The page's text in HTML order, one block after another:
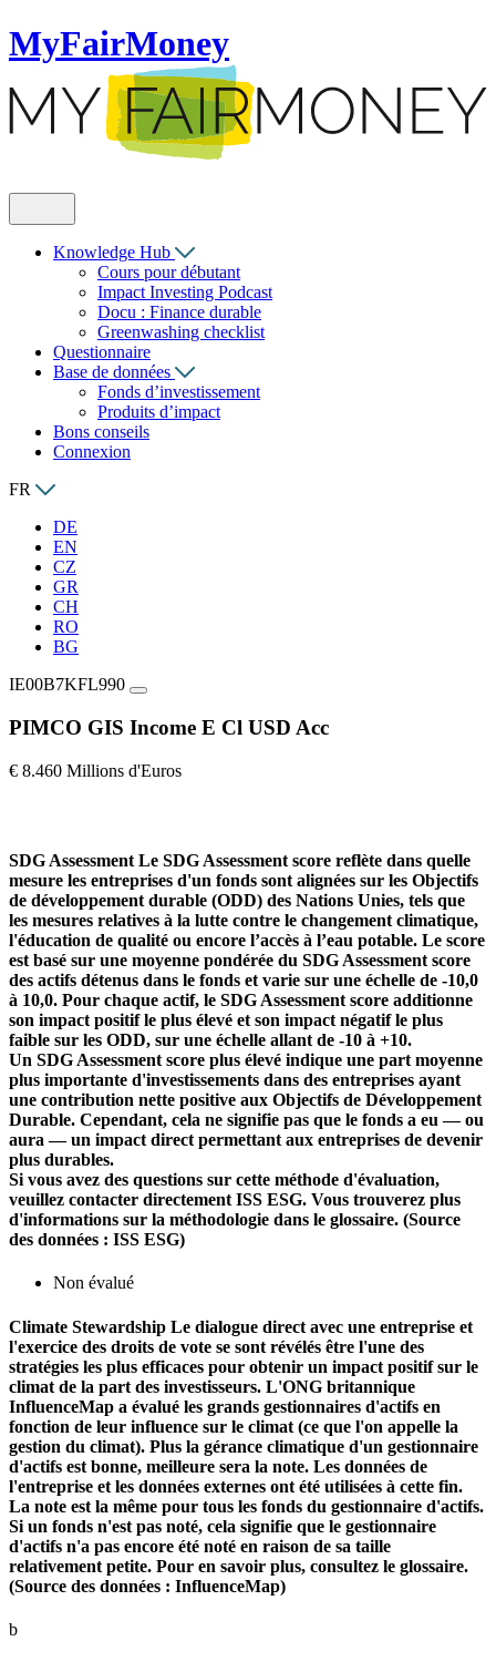
MyFairMoney
Knowledge Hub
Cours pour débutant
Impact Investing Podcast
Docu : Finance durable
Greenwashing checklist
Questionnaire
Base de données
Fonds d’investissement
Produits d’impact
Bons conseils
Connexion
FR
DE
EN
CZ
GR
CH
RO
BG
IE00B7KFL990
PIMCO GIS Income E Cl USD Acc
€ 8.460 Millions d'Euros
SDG Assessment Le SDG Assessment score reflète dans quelle
mesure les entreprises d'un fonds sont alignées sur les Objectifs
de développement durable (ODD) des Nations Unies, tels que
les mesures relatives à la lutte contre le changement climatique,
l'éducation de qualité ou encore l’accès à l’eau potable. Le score
est basé sur une moyenne pondérée du SDG Assessment score
des actifs détenus dans le fonds et varie sur une échelle de -10,0
à 10,0. Pour chaque actif, le SDG Assessment score additionne
son impact positif le plus élevé et son impact négatif le plus
faible sur les ODD, sur une échelle allant de -10 à +10.
Un SDG Assessment score plus élevé indique une part moyenne
plus importante d'investissements dans des entreprises ayant
une contribution nette positive aux Objectifs de Développement
Durable. Cependant, cela ne signifie pas que le fonds a eu — ou
aura — un impact direct permettant aux entreprises de devenir
plus durables.
Si vous avez des questions sur cette méthode d'évaluation,
veuillez contacter directement ISS ESG. Vous trouverez plus
d'informations sur la méthodologie dans le glossaire. (Source
des données : ISS ESG)
Non évalué
Climate Stewardship Le dialogue direct avec une entreprise et
l'exercice des droits de vote se sont révélés être l'une des
stratégies les plus efficaces pour obtenir un impact positif sur le
climat de la part des investisseurs. L'ONG britannique
InfluenceMap a évalué les grands gestionnaires d'actifs en
fonction de leur influence sur le climat (ce que l'on appelle la
gestion du climat). Plus la gérance climatique d'un gestionnaire
d'actifs est bonne, meilleure sera la note. Les données de
l'entreprise et les données externes ont été utilisées à cette fin.
La note est la même pour tous les fonds du gestionnaire d'actifs.
Si un fonds n'est pas noté, cela signifie que le gestionnaire
d'actifs n'a pas encore été noté en raison de sa taille
relativement petite. Pour en savoir plus, consultez le glossaire.
(Source des données : InfluenceMap)
b